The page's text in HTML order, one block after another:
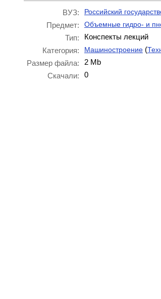
ВУЗ: Российский
Предмет: Объемные гидро- и
Тип:
Конспекты лекций
Категория:
Машиностроение (
Размер файла:
2 Mb
Скачали:
0